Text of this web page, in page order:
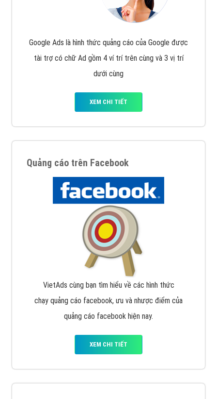
Google Ads là hình thức quảng cáo của Google được
tài trợ có chữ Ad gồm 4 ví trí trên cùng và 3 vị trí
dưới cùng
XEM CHI TIẾT
Quảng cáo trên Facebook
VietAds cùng bạn tìm hiểu về các hình thức
chạy quảng cáo facebook, ưu và nhược điểm của
quảng cáo facebook hiện nay.
XEM CHI TIẾT